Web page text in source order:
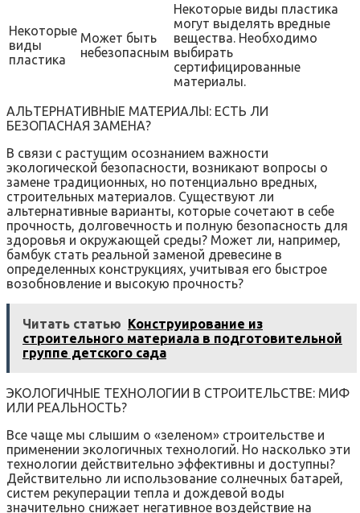
Некоторые
виды
пластика
Может быть
небезопасным
Некоторые виды пластика
могут выделять вредные
вещества. Необходимо
выбирать
сертифицированные
материалы.
АЛЬТЕРНАТИВНЫЕ МАТЕРИАЛЫ: ЕСТЬ ЛИ
БЕЗОПАСНАЯ ЗАМЕНА?
В связи с растущим осознанием важности
экологической безопасности, возникают вопросы о
замене традиционных, но потенциально вредных,
строительных материалов. Существуют ли
альтернативные варианты, которые сочетают в себе
прочность, долговечность и полную безопасность для
здоровья и окружающей среды? Может ли, например,
бамбук стать реальной заменой древесине в
определенных конструкциях, учитывая его быстрое
возобновление и высокую прочность?
Читать статью Конструирование из
строительного материала в подготовительной
группе детского сада
ЭКОЛОГИЧНЫЕ ТЕХНОЛОГИИ В СТРОИТЕЛЬСТВЕ: МИФ
ИЛИ РЕАЛЬНОСТЬ?
Все чаще мы слышим о «зеленом» строительстве и
применении экологичных технологий. Но насколько эти
технологии действительно эффективны и доступны?
Действительно ли использование солнечных батарей,
систем рекуперации тепла и дождевой воды
значительно снижает негативное воздействие на